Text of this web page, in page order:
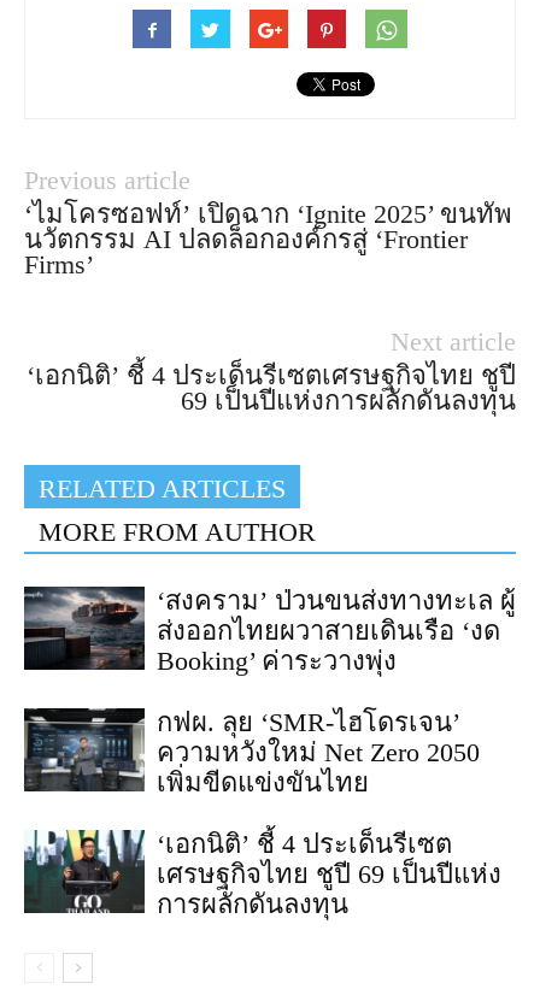
Previous article
‘ไมโครซอฟท์’ เปิดฉาก ‘Ignite 2025’ ขนทัพ
นวัตกรรม AI ปลดล็อกองค์กรสู่ ‘Frontier
Firms’
Next article
‘เอกนิติ’ ชี้ 4 ประเด็นรีเซตเศรษฐกิจไทย ชูปี
69 เป็นปีแห่งการผลักดันลงทุน
RELATED ARTICLES
MORE FROM AUTHOR
‘สงคราม’ ป่วนขนส่งทางทะเล ผู้
ส่งออกไทยผวาสายเดินเรือ ‘งด
Booking’ ค่าระวางพุ่ง
กฟผ. ลุย ‘SMR-ไฮโดรเจน’
ความหวังใหม่ Net Zero 2050
เพิ่มขีดแข่งขันไทย
‘เอกนิติ’ ชี้ 4 ประเด็นรีเซต
เศรษฐกิจไทย ชูปี 69 เป็นปีแห่ง
การผลักดันลงทุน